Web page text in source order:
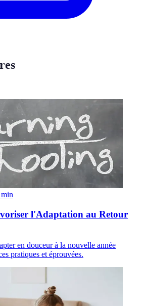
min
l'Adaptation au Retour
en douceur à la nouvelle année
pratiques et éprouvées.